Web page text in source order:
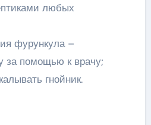
любых
фурункула –
за помощью к врачу;
гнойник.